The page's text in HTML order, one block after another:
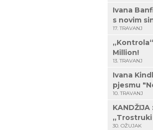
Ivana
s novim
17. TRAVANJ
Million!
13. TRAVANJ
Ivana
pjesmu
10. TRAVANJ
30. OŽUJAK